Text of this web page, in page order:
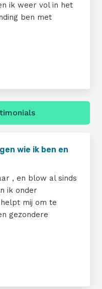
ik weer vol in het
ben met
wie ik ben en
, en blow al sinds
ik onder
mij om te
gezondere